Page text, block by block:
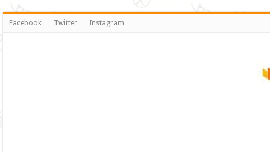
Facebook Twitter Instagram